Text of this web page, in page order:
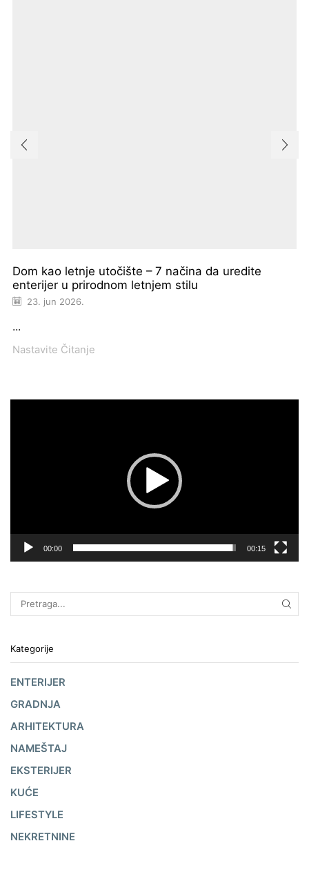
Dom kao letnje utočište – 7 načina da uredite
enterijer u prirodnom letnjem stilu
23. jun 2026.
...
Nastavite Čitanje
00:00 00:15
Kategorije
ENTERIJER
GRADNJA
ARHITEKTURA
NAMEŠTAJ
EKSTERIJER
KUĆE
LIFESTYLE
NEKRETNINE